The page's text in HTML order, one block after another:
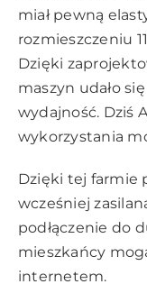
miał pewną
rozmieszczeniu
Dzięki
maszyn udało
wydajność. Dziś
wykorzystania
Dzięki tej farmie
wcześniej
podłączenie do
mieszkańcy
internetem.